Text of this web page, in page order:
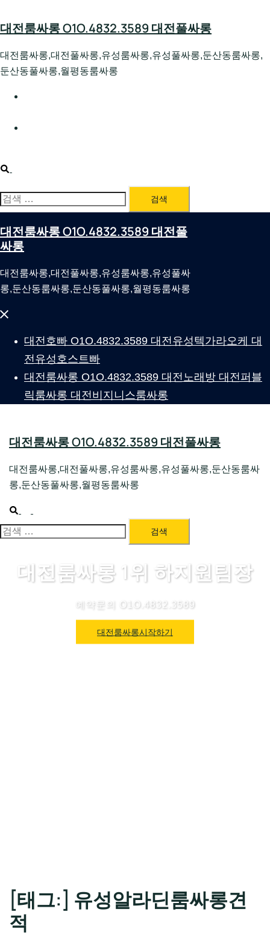
to
대전룸싸롱 O1O.4832.3589 대전풀싸롱
대전룸싸롱,대전풀싸롱,유성룸싸롱,유성풀싸롱,둔산동룸싸롱,
둔산동풀싸롱,월평동룸싸롱
Search
검
색:
대전룸싸롱 O1O.4832.3589 대전풀
싸롱
대전룸싸롱,대전풀싸롱,유성룸싸롱,유성풀싸
롱,둔산동룸싸롱,둔산동풀싸롱,월평동룸싸롱
Close
대전호빠 O1O.4832.3589 대전유성텍가라오케 대
전유성호스트빠
대전룸싸롱 O1O.4832.3589 대전노래방 대전퍼블
릭룸싸롱 대전비지니스룸싸롱
대전룸싸롱 O1O.4832.3589 대전풀싸롱
대전룸싸롱,대전풀싸롱,유성룸싸롱,유성풀싸롱,둔산동룸싸
롱,둔산동풀싸롱,월평동룸싸롱
Search
menu
검
대전룸싸롱 1위 하지원팀장
예약문의 O1O.4832.3589
대전룸싸롱시작하기
[태그:] 유성알라딘룸싸롱견
적